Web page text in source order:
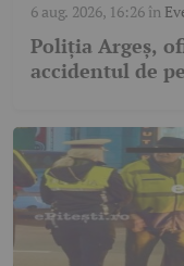
6 aug. 2026, 16:26în
Poliția Argeș,
accidentul de